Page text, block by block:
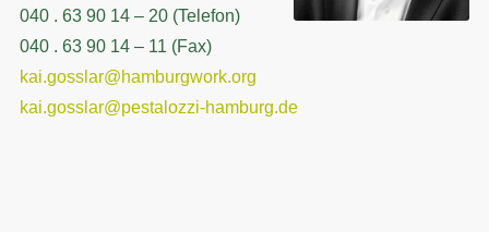
040 . 63 90 14 – 20 (Telefon)
040 . 63 90 14 – 11 (Fax)
kai.gosslar@hamburgwork.org
kai.gosslar@pestalozzi-hamburg.de